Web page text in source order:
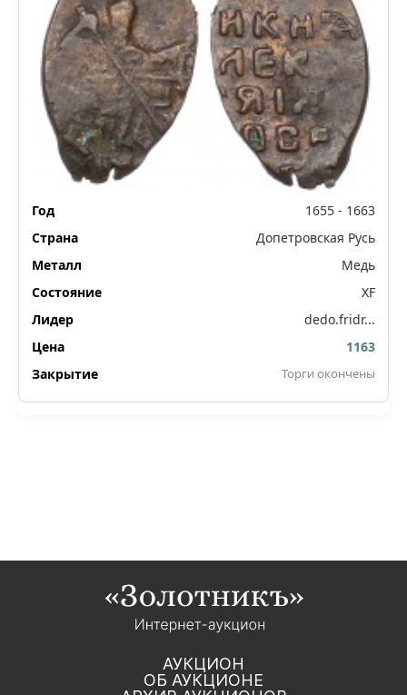
1655 - 1663
Допетровская Русь
Медь
XF
dedo.fridr...
1163
Торги окончены
АУКЦИОН
ОБ АУКЦИОНЕ